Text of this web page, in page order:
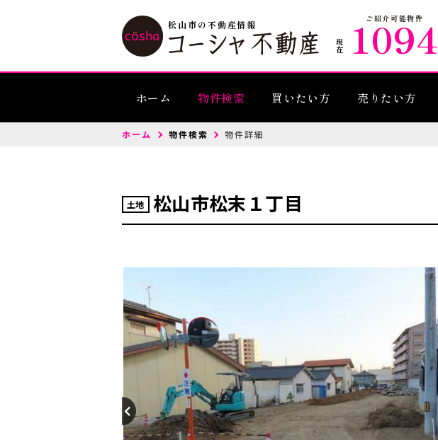
現在
ご紹介可能物件
1094
松山市の不動産情報
ホーム 物件検索 買いたい方 売りたい方
ホーム 物件検索 物件詳細
土地 松山市松末１丁目